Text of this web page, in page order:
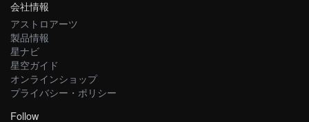
会社情報
アストロアーツ
製品情報
星ナビ
星空ガイド
オンラインショップ
プライバシー・ポリシー
Follow